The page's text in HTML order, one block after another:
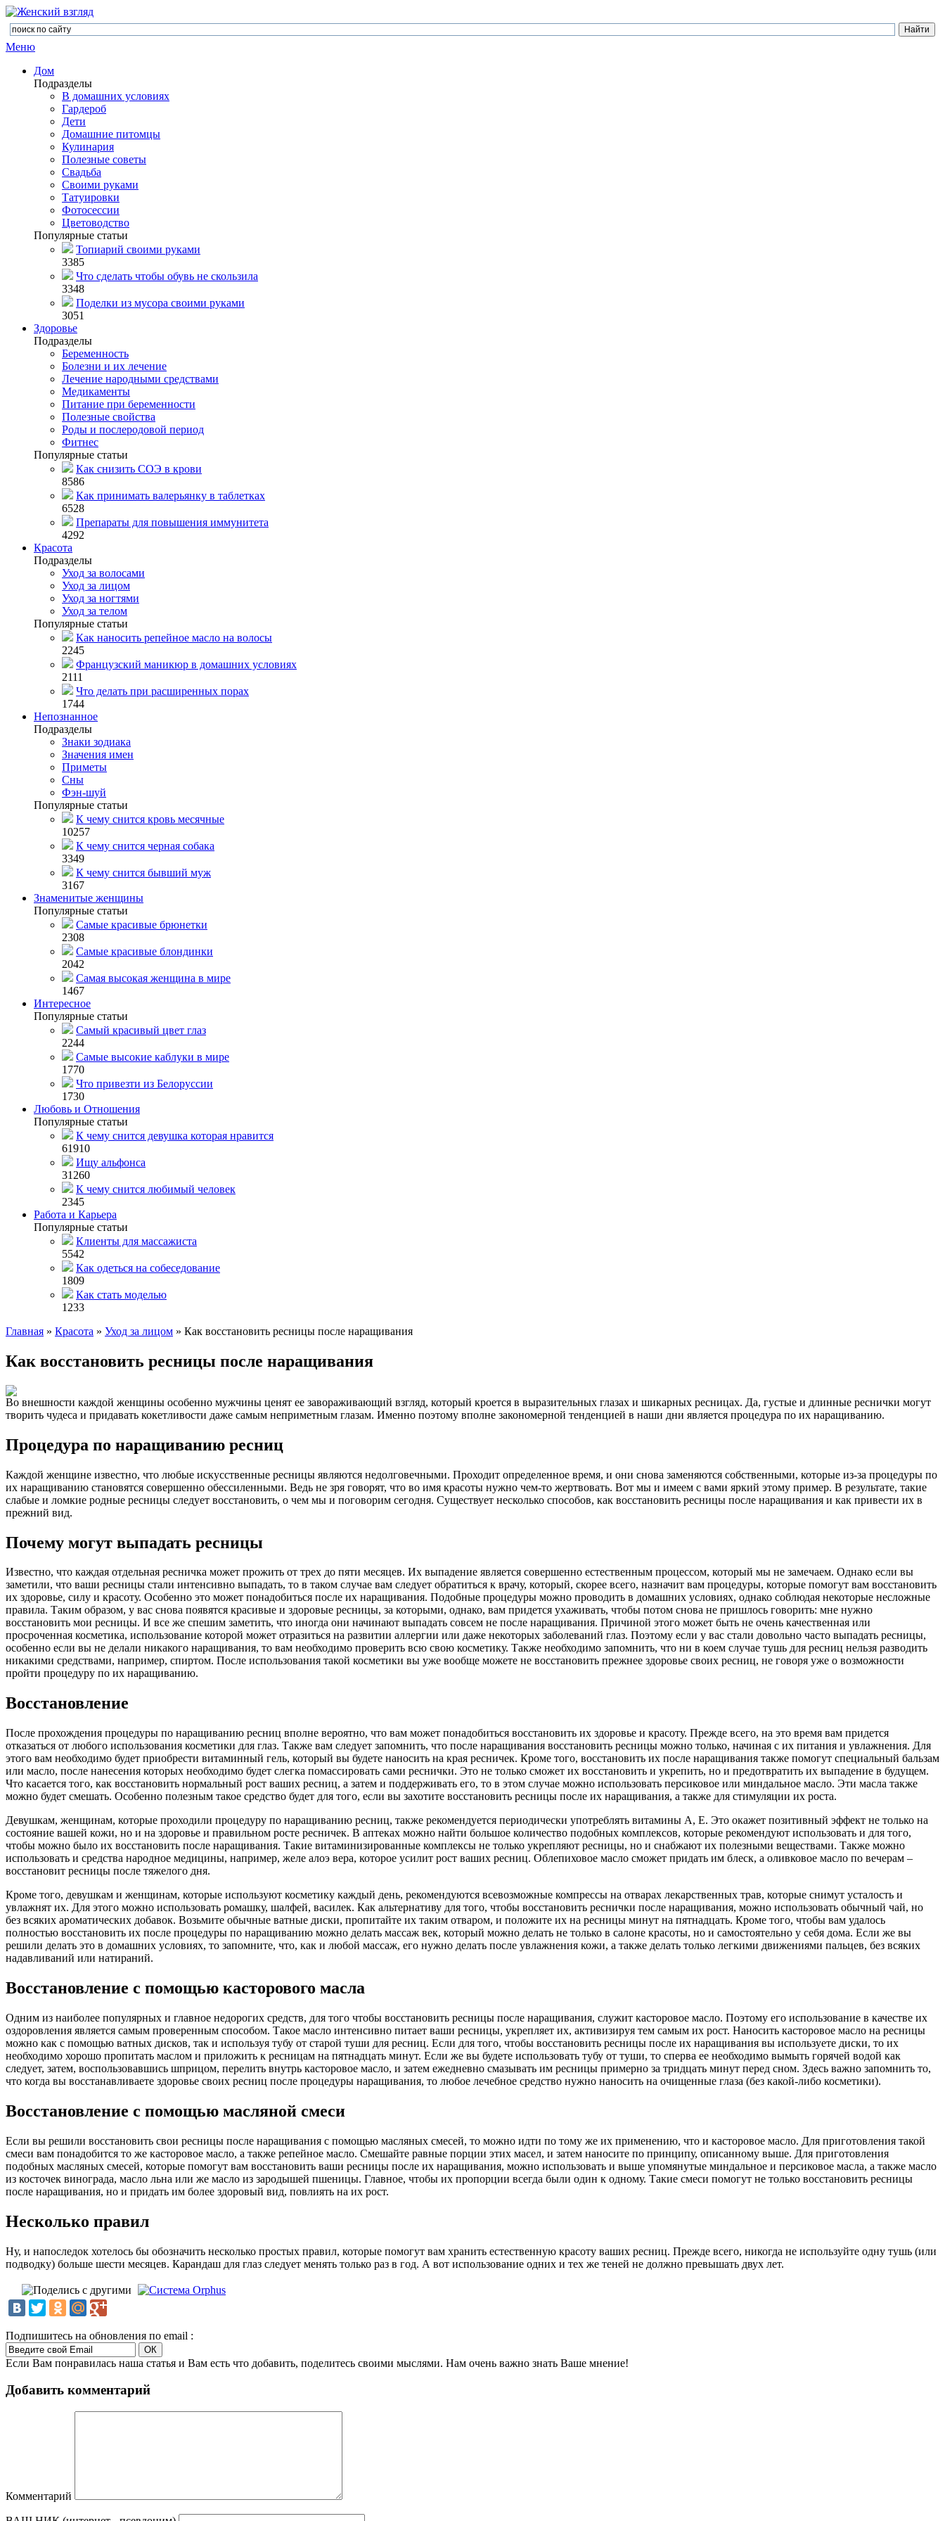
Меню
Дом
Подразделы
В домашних условиях
Гардероб
Дети
Домашние питомцы
Кулинария
Полезные советы
Свадьба
Своими руками
Татуировки
Фотосессии
Цветоводство
Популярные статьи
Топиарий своими руками
3385
Что сделать чтобы обувь не скользила
3348
Поделки из мусора своими руками
3051
Здоровье
Подразделы
Беременность
Болезни и их лечение
Лечение народными средствами
Медикаменты
Питание при беременности
Полезные свойства
Роды и послеродовой период
Фитнес
Популярные статьи
Как снизить СОЭ в крови
8586
Как принимать валерьянку в таблетках
6528
Препараты для повышения иммунитета
4292
Красота
Подразделы
Уход за волосами
Уход за лицом
Уход за ногтями
Уход за телом
Популярные статьи
Как наносить репейное масло на волосы
2245
Французский маникюр в домашних условиях
2111
Что делать при расширенных порах
1744
Непознанное
Подразделы
Знаки зодиака
Значения имен
Приметы
Сны
Фэн-шуй
Популярные статьи
К чему снится кровь месячные
10257
К чему снится черная собака
3349
К чему снится бывший муж
3167
Знаменитые женщины
Популярные статьи
Самые красивые брюнетки
2308
Самые красивые блондинки
2042
Самая высокая женщина в мире
1467
Интересное
Популярные статьи
Самый красивый цвет глаз
2244
Самые высокие каблуки в мире
1770
Что привезти из Белоруссии
1730
Любовь и Отношения
Популярные статьи
К чему снится девушка которая нравится
61910
Ищу альфонса
31260
К чему снится любимый человек
2345
Работа и Карьера
Популярные статьи
Клиенты для массажиста
5542
Как одеться на собеседование
1809
Как стать моделью
1233
Главная » Красота » Уход за лицом » Как восстановить ресницы после наращивания
Как восстановить ресницы после наращивания
Во внешности каждой женщины особенно мужчины ценят ее завораживающий взгляд, который кроется в выразительных глазах и шикарных ресницах. Да, густые и длинные реснички могут
творить чудеса и придавать кокетливости даже самым неприметным глазам. Именно поэтому вполне закономерной тенденцией в наши дни является процедура по их наращиванию.
Процедура по наращиванию ресниц
Каждой женщине известно, что любые искусственные ресницы являются недолговечными. Проходит определенное время, и они снова заменяются собственными, которые из-за процедуры по
их наращиванию становятся совершенно обессиленными. Ведь не зря говорят, что во имя красоты нужно чем-то жертвовать. Вот мы и имеем с вами яркий этому пример. В результате, такие
слабые и ломкие родные ресницы следует восстановить, о чем мы и поговорим сегодня. Существует несколько способов, как восстановить ресницы после наращивания и как привести их в
прежний вид.
Почему могут выпадать ресницы
Известно, что каждая отдельная ресничка может прожить от трех до пяти месяцев. Их выпадение является совершенно естественным процессом, который мы не замечаем. Однако если вы
заметили, что ваши ресницы стали интенсивно выпадать, то в таком случае вам следует обратиться к врачу, который, скорее всего, назначит вам процедуры, которые помогут вам восстановить
их здоровье, силу и красоту. Особенно это может понадобиться после их наращивания. Подобные процедуры можно проводить в домашних условиях, однако соблюдая некоторые несложные
правила. Таким образом, у вас снова появятся красивые и здоровые ресницы, за которыми, однако, вам придется ухаживать, чтобы потом снова не пришлось говорить: мне нужно
восстановить мои ресницы. И все же спешим заметить, что иногда они начинают выпадать совсем не после наращивания. Причиной этого может быть не очень качественная или
просроченная косметика, использование которой может отразиться на развитии аллергии или даже некоторых заболеваний глаз. Поэтому если у вас стали довольно часто выпадать ресницы,
особенно если вы не делали никакого наращивания, то вам необходимо проверить всю свою косметику. Также необходимо запомнить, что ни в коем случае тушь для ресниц нельзя разводить
никакими средствами, например, спиртом. После использования такой косметики вы уже вообще можете не восстановить прежнее здоровье своих ресниц, не говоря уже о возможности
пройти процедуру по их наращиванию.
Восстановление
После прохождения процедуры по наращиванию ресниц вполне вероятно, что вам может понадобиться восстановить их здоровье и красоту. Прежде всего, на это время вам придется
отказаться от любого использования косметики для глаз. Также вам следует запомнить, что после наращивания восстановить ресницы можно только, начиная с их питания и увлажнения. Для
этого вам необходимо будет приобрести витаминный гель, который вы будете наносить на края ресничек. Кроме того, восстановить их после наращивания также помогут специальный бальзам
или масло, после нанесения которых необходимо будет слегка помассировать сами реснички. Это не только сможет их восстановить и укрепить, но и предотвратить их выпадение в будущем.
Что касается того, как восстановить нормальный рост ваших ресниц, а затем и поддерживать его, то в этом случае можно использовать персиковое или миндальное масло. Эти масла также
можно будет смешать. Особенно полезным такое средство будет для того, если вы захотите восстановить ресницы после их наращивания, а также для стимуляции их роста.
Девушкам, женщинам, которые проходили процедуру по наращиванию ресниц, также рекомендуется периодически употреблять витамины А, Е. Это окажет позитивный эффект не только на
состояние вашей кожи, но и на здоровье и правильном росте ресничек. В аптеках можно найти большое количество подобных комплексов, которые рекомендуют использовать и для того,
чтобы можно было их восстановить после наращивания. Такие витаминизированные комплексы не только укрепляют ресницы, но и снабжают их полезными веществами. Также можно
использовать и средства народное медицины, например, желе алоэ вера, которое усилит рост ваших ресниц. Облепиховое масло сможет придать им блеск, а оливковое масло по вечерам –
восстановит ресницы после тяжелого дня.
Кроме того, девушкам и женщинам, которые используют косметику каждый день, рекомендуются всевозможные компрессы на отварах лекарственных трав, которые снимут усталость и
увлажнят их. Для этого можно использовать ромашку, шалфей, василек. Как альтернативу для того, чтобы восстановить реснички после наращивания, можно использовать обычный чай, но
без всяких ароматических добавок. Возьмите обычные ватные диски, пропитайте их таким отваром, и положите их на ресницы минут на пятнадцать. Кроме того, чтобы вам удалось
полностью восстановить их после процедуры по наращиванию можно делать массаж век, который можно делать не только в салоне красоты, но и самостоятельно у себя дома. Если же вы
решили делать это в домашних условиях, то запомните, что, как и любой массаж, его нужно делать после увлажнения кожи, а также делать только легкими движениями пальцев, без всяких
надавливаний или натираний.
Восстановление с помощью касторового масла
Одним из наиболее популярных и главное недорогих средств, для того чтобы восстановить ресницы после наращивания, служит касторовое масло. Поэтому его использование в качестве их
оздоровления является самым проверенным способом. Такое масло интенсивно питает ваши ресницы, укрепляет их, активизируя тем самым их рост. Наносить касторовое масло на ресницы
можно как с помощью ватных дисков, так и используя тубу от старой туши для ресниц. Если для того, чтобы восстановить ресницы после их наращивания вы используете диски, то их
необходимо хорошо пропитать маслом и приложить к ресницам на пятнадцать минут. Если же вы будете использовать тубу от туши, то сперва ее необходимо вымыть горячей водой как
следует, затем, воспользовавшись шприцом, перелить внутрь касторовое масло, и затем ежедневно смазывать им ресницы примерно за тридцать минут перед сном. Здесь важно запомнить то,
что когда вы восстанавливаете здоровье своих ресниц после процедуры наращивания, то любое лечебное средство нужно наносить на очищенные глаза (без какой-либо косметики).
Восстановление с помощью масляной смеси
Если вы решили восстановить свои ресницы после наращивания с помощью масляных смесей, то можно идти по тому же их применению, что и касторовое масло. Для приготовления такой
смеси вам понадобится то же касторовое масло, а также репейное масло. Смешайте равные порции этих масел, и затем наносите по принципу, описанному выше. Для приготовления
подобных масляных смесей, которые помогут вам восстановить ваши ресницы после их наращивания, можно использовать и выше упомянутые миндальное и персиковое масла, а также масло
из косточек винограда, масло льна или же масло из зародышей пшеницы. Главное, чтобы их пропорции всегда были один к одному. Такие смеси помогут не только восстановить ресницы
после наращивания, но и придать им более здоровый вид, повлиять на их рост.
Несколько правил
Ну, и напоследок хотелось бы обозначить несколько простых правил, которые помогут вам хранить естественную красоту ваших ресниц. Прежде всего, никогда не используйте одну тушь (или
подводку) больше шести месяцев. Карандаш для глаз следует менять только раз в год. А вот использование одних и тех же теней не должно превышать двух лет.
Подпишитесь на обновления по email :
Если Вам понравилась наша статья и Вам есть что добавить, поделитесь своими мыслями. Нам очень важно знать Ваше мнение!
Добавить комментарий
Комментарий